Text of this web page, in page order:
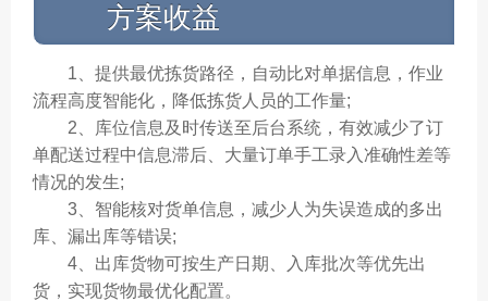
方案收益
1、提供最优拣货路径，自动比对单据信息，作业
流程高度智能化，降低拣货人员的工作量;
2、库位信息及时传送至后台系统，有效减少了订
单配送过程中信息滞后、大量订单手工录入准确性差等
情况的发生;
3、智能核对货单信息，减少人为失误造成的多出
库、漏出库等错误;
4、出库货物可按生产日期、入库批次等优先出
货，实现货物最优化配置。